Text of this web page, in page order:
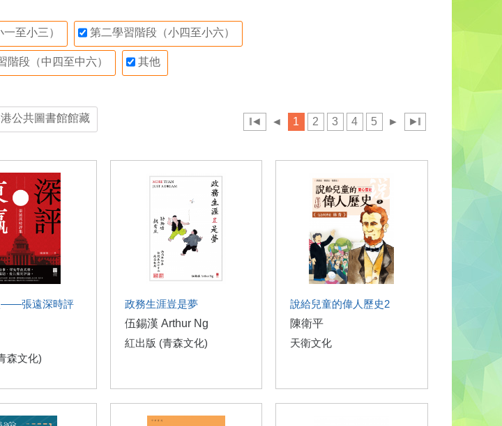
至小三） 第二學習階段（小四至小六）
階段（中四至中六） 其他
公共圖書館館藏 ◄ ◄ 1 2 3 4 5 ► ►
——張遠深時評
森文化)
政務生涯豈是夢
伍錫漢 Arthur Ng
紅出版 (青森文化)
說給兒童的偉人歷史2
陳衛平
天衛文化